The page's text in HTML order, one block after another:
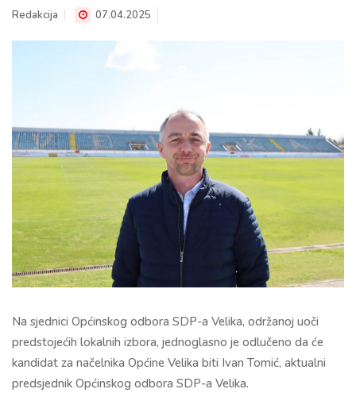
Redakcija 07.04.2025
Na sjednici Općinskog odbora SDP-a Velika, održanoj uoči
predstojećih lokalnih izbora, jednoglasno je odlučeno da će
kandidat za načelnika Općine Velika biti Ivan Tomić, aktualni
predsjednik Općinskog odbora SDP-a Velika.